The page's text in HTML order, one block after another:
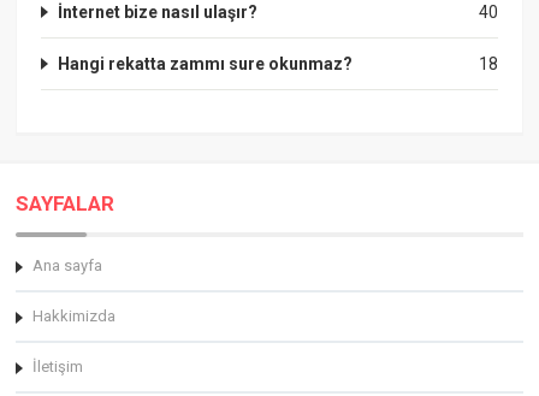
40
İnternet bize nasıl ulaşır?
18
Hangi rekatta zammı sure okunmaz?
SAYFALAR
Ana sayfa
Hakkimizda
İletişim